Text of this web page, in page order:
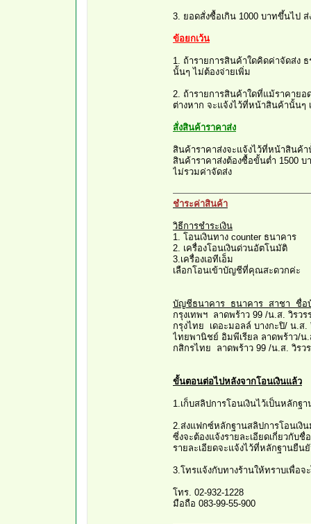
3. ยอดสั่งซื้อเกิน 1000 บาทขึ้นไป
ข้อยกเว้น
1. ถ้ารายการสินค้าใดคิดค่าจัดส่ง
นั้นๆ ไม่ต้องจ่ายเพิ่ม
2. ถ้ารายการสินค้าใดที่แม้ราคาย
ต่างหาก จะแจ้งไว้ที่หน้าสินค้านั้นๆ
สั่งสินค้าราคาส่ง
สินค้าราคาส่งจะแจ้งไว้ที่หน้าสินค้
สินค้าราคาส่งต้องซื้อขั้นต่ำ 1500 บ
ไม่รวมค่าจัดส่ง
ชำระค่าสินค้า
วิธีการชำระเงิน
1. โอนเงินทาง counter ธนาคาร
2. เครื่องโอนเงินด่วนอัตโนมัติ
3.เครื่องเอทีเอ็ม
เลือกโอนเข้าบัญชีที่คุณสะดวกค่ะ
บัญชีธนาคาร ธนาคาร สาชา ชื่
กรุงเทพฯ ลาดพร้าว 99 /น.ส. วิรว
กรุงไทย เดอะมอลล์ บางกะปิ/ น.ส
ไทยพานิชย์ อิมพีเรียล ลาดพร้าว/น
กสิกรไทย ลาดพร้าว 99 /น.ส. วิร
ขั้นตอนต่อไปหลังจากโอนเงินแล้ว
1.เก็บสลิปการโอนเงินไว้เป็นหลักฐ
2.ส่งแฟกซ์หลักฐานสลิปการโอนเงิ
ซี่งจะต้องแจ้งรายละเอียดเกี่ยวกับชื่
รายละเอียดจะแจ้งไว้ที่หลักฐานยืน
3.โทรแจ้งกับทางร้านให้ทราบเพื่อ
โทร. 02-932-1228
มือถือ 083-99-55-900